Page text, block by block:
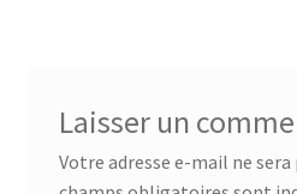
Laisser un
Votre adresse e-mail ne sera